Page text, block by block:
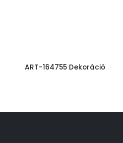
ART-164755 Dekoráció